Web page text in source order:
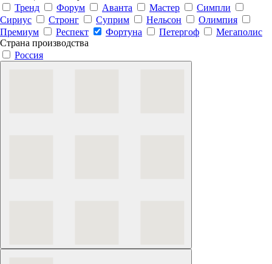
Тренд
Форум Аванта Мастер
Симпли
Сириус
Стронг Суприм Нельсон
Олимпия
Премиум
Респект Фортуна Петергоф
Мегаполис
Страна производства
Россия